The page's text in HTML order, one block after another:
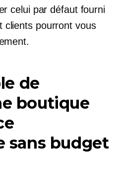
celui par défaut fourni
clients pourront vous
de
boutique
sans budget